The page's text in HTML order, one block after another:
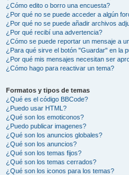
¿Cómo edito o borro una encuesta?
¿Por qué no se puede acceder a algún
¿Por qué no se puede añadir archivos
¿Por qué recibí una advertencia?
¿Cómo se puede reportar un mensaje a
¿Para qué sirve el botón "Guardar" en la
¿Por qué mis mensajes necesitan ser
¿Cómo hago para reactivar un tema?
Formatos y tipos de temas
¿Qué es el código BBCode?
¿Puedo usar HTML?
¿Qué son los emoticonos?
¿Puedo publicar imagenes?
¿Qué son los anuncios globales?
¿Qué son los anuncios?
¿Qué son los temas fijos?
¿Qué son los temas cerrados?
¿Qué son los iconos para los temas?